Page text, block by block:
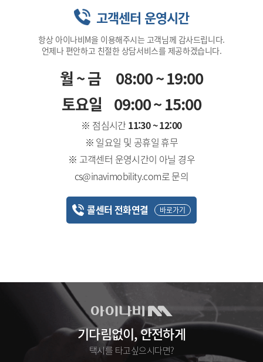
고객센터 운영시간
항상 아이나비M을 이용해주시는 고객님께 감사드립니다.
언제나 편안하고 친절한 상담서비스를 제공하겠습니다.
월~금
08:00 ~ 19:00
토요일
09:00 ~ 15:00
※ 점심시간 11:30 ~ 12:00
※ 일요일 및 공휴일 휴무
※ 고객센터 운영시간이 아닐 경우
cs@inavimobility.com로 문의
콜센터 전화연결 바로가기
기다림없이, 안전하게
택시를 타고싶으시다면?